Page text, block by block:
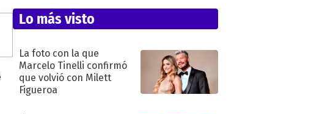
Lo más visto
La foto con la que
Marcelo Tinelli confirmó
que volvió con Milett
Figueroa